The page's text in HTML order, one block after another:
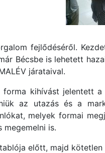
fejlődéséről.
Bécsbe is lehetett
járataival.
kihívást jelentett
az utazás és a
melyek formai
is.
előtt, majd